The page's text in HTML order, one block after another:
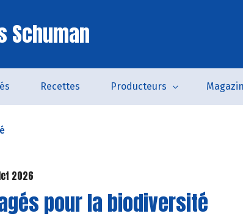
Schuman
Recettes Producteurs
2026
pour la biodiversité